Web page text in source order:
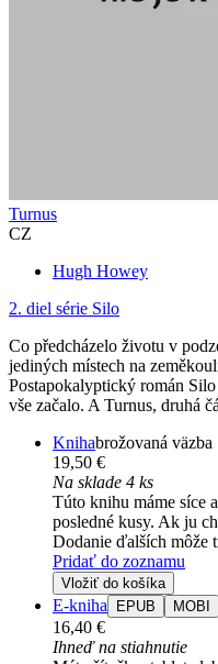
Turnus
CZ
Hugh Howey
2. diel série Silo
Co předcházelo životu v
jediných místech na
Postapokalyptický román
vše začalo. A Turnus, druhá
Knihabrožovaná väzba
19,50 €
Na sklade 4 ks
Túto knihu máme síce
posledné kusy. Ak ju
Dodanie ďalších môže
Pridať do zoznamu
Vložiť do košíka
E-kniha EPUB MOBI
16,40 €
Ihneď na stiahnutie